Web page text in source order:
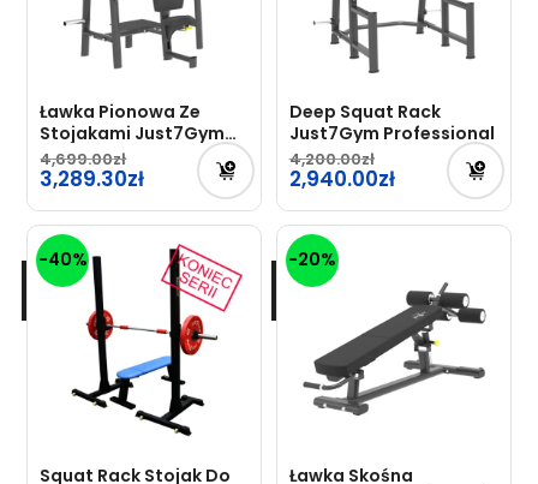
Ławka Pionowa Ze
Stojakami Just7Gym
Professional
4,699.00
Pierwotna
cena
wynosiła:
4,699.00zł.
3,289.30
Aktualna
cena
wynosi:
3,289.30zł.
Deep Squat Rack
Just7Gym Professional
4,200.00
Pierwotna
cena
wynosiła:
4,200.00zł.
2,940.00
Aktualna
cena
wynosi:
2,940.00zł.
-40%
Squat Rack Stojak Do
-20%
Ławka Skośna